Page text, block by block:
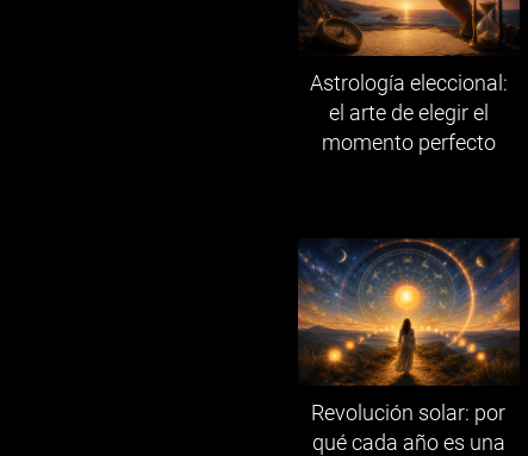
Astrología eleccional:
el arte de elegir el
momento perfecto
Revolución solar: por
qué cada año es una